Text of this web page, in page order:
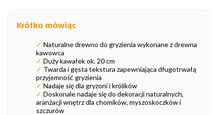
Krótko mówiąc
✓ Naturalne drewno do gryzienia wykonane z drewna
kawowca
✓ Duży kawałek ok. 20 cm
✓ Twarda i gęsta tekstura zapewniająca długotrwałą
przyjemność gryzienia
✓ Nadaje się dla gryzoni i królików
✓ Doskonale nadaje się do dekoracji naturalnych,
aranżacji wnętrz dla chomików, myszoskoczków i
szczurów